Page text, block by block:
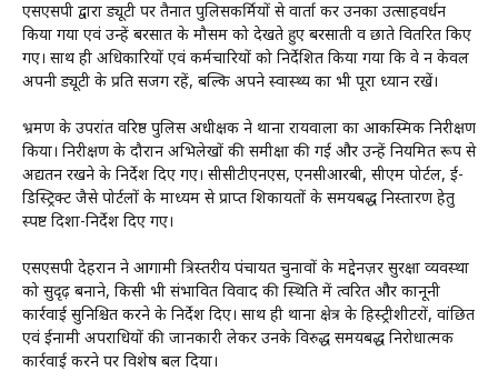
एसएसपी द्वारा ड्यूटी पर तैनात पुलिसकर्मियों से वार्ता कर उनका उत्साहवर्धन
किया गया एवं उन्हें बरसात के मौसम को देखते हुए बरसाती व छाते वितरित किए
गए। साथ ही अधिकारियों एवं कर्मचारियों को निर्देशित किया गया कि वे न केवल
अपनी ड्यूटी के प्रति सजग रहें, बल्कि अपने स्वास्थ्य का भी पूरा ध्यान रखें।
भ्रमण के उपरांत वरिष्ठ पुलिस अधीक्षक ने थाना रायवाला का आकस्मिक निरीक्षण
किया। निरीक्षण के दौरान अभिलेखों की समीक्षा की गई और उन्हें नियमित रूप से
अद्यतन रखने के निर्देश दिए गए। सीसीटीएनएस, एनसीआरबी, सीएम पोर्टल, ई-
डिस्ट्रिक्ट जैसे पोर्टलों के माध्यम से प्राप्त शिकायतों के समयबद्ध निस्तारण हेतु
स्पष्ट दिशा-निर्देश दिए गए।
एसएसपी देहरादून ने आगामी त्रिस्तरीय पंचायत चुनावों के मद्देनज़र सुरक्षा व्यवस्था
को सुदृढ़ बनाने, किसी भी संभावित विवाद की स्थिति में त्वरित और कानूनी
कार्रवाई सुनिश्चित करने के निर्देश दिए। साथ ही थाना क्षेत्र के हिस्ट्रीशीटरों, वांछित
एवं ईनामी अपराधियों की जानकारी लेकर उनके विरुद्ध समयबद्ध निरोधात्मक
कार्रवाई करने पर विशेष बल दिया।